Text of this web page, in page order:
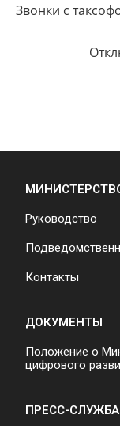
Звонки с
Руководство
Контакты
ДОКУМЕНТЫ
Положение о
цифрового
ПРЕСС-СЛУЖБА